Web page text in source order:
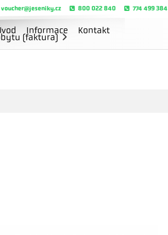
voucher@jeseniky.cz 800 022 840 774 499 384
Informace Kontakt
(faktura)